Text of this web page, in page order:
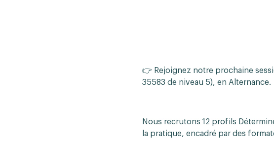
👉 Rejoignez notre prochaine
35583 de niveau 5), en Alternance.
Nous recrutons 12 profils
la pratique, encadré par des